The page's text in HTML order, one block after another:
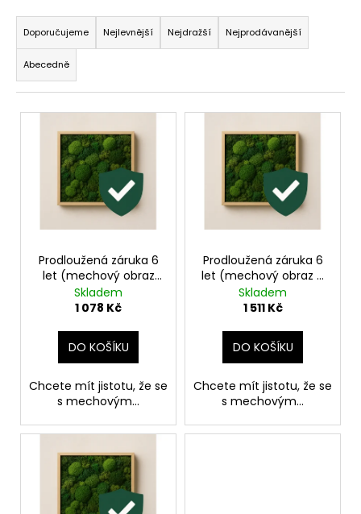
Ř
a
z
e
n
í
Doporučujeme Nejlevnější Nejdražší Nejprodávanější
Abecedně
V
Prodloužená záruka 6
let (mechový obraz
do velikosti 70x50 cm
a menší, kulaté a
50 cm)
Skladem
1 078 Kč
DO KOŠÍKU
Chcete mít jistotu, že se
s mechovým...
Prodloužená záruka 6
let (mechový obraz o
velikosti 110x45 cm,
120x50 cm nebo
čtvercové do průměru
90 cm)
Skladem
1 511 Kč
DO KOŠÍKU
Chcete mít jistotu, že se
s mechovým...